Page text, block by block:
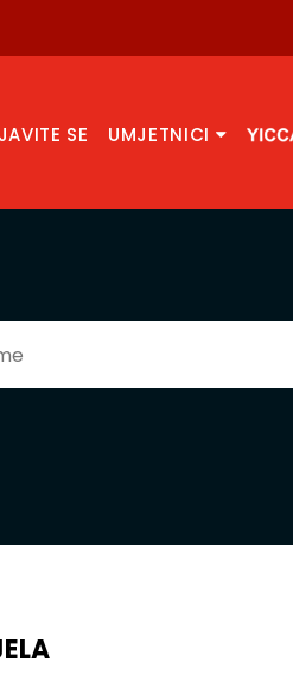
SE UMJETNICI